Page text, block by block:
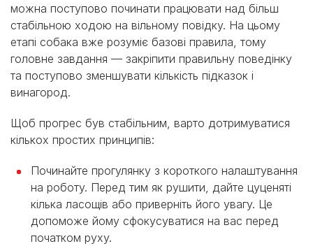
можна поступово починати працювати над більш
стабільною ходою на вільному повідку. На цьому
етапі собака вже розуміє базові правила, тому
головне завдання — закріпити правильну поведінку
та поступово зменшувати кількість підказок і
винагород.
Щоб прогрес був стабільним, варто дотримуватися
кількох простих принципів:
Починайте прогулянку з короткого налаштування
на роботу. Перед тим як рушити, дайте цуценяті
кілька ласощів або приверніть його увагу. Це
допоможе йому сфокусуватися на вас перед
початком руху.